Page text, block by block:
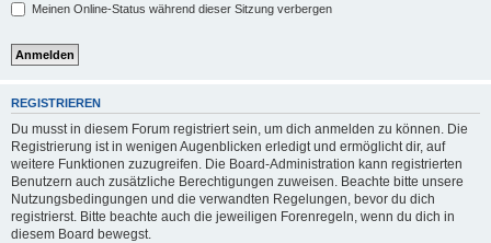
Meinen Online-Status während dieser Sitzung verbergen
REGISTRIEREN
Du musst in diesem Forum registriert sein, um dich anmelden zu können. Die
Registrierung ist in wenigen Augenblicken erledigt und ermöglicht dir, auf
weitere Funktionen zuzugreifen. Die Board-Administration kann registrierten
Benutzern auch zusätzliche Berechtigungen zuweisen. Beachte bitte unsere
Nutzungsbedingungen und die verwandten Regelungen, bevor du dich
registrierst. Bitte beachte auch die jeweiligen Forenregeln, wenn du dich in
diesem Board bewegst.